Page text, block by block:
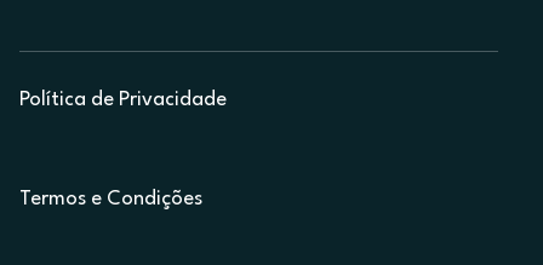
Política de Privacidade
Termos e Condições